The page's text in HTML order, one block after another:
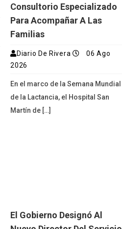
Consultorio Especializado
Para Acompañar A Las
Familias
Diario De Rivera
06 Ago
2026
En el marco de la Semana Mundial
de la Lactancia, el Hospital San
Martín de […]
El Gobierno Designó Al